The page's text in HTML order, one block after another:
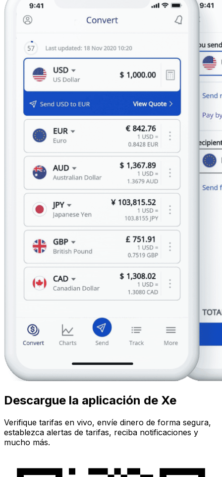
Descargue la aplicación de Xe
Verifique tarifas en vivo, envíe dinero de forma segura,
establezca alertas de tarifas, reciba notificaciones y
mucho más.